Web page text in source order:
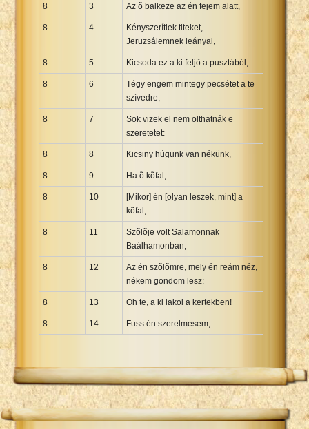
8 3 Az õ balkeze az én fejem alatt,
8 4
Kényszerítlek titeket,
Jeruzsálemnek leányai,
8 5 Kicsoda ez a ki feljõ a pusztából,
8 6
Tégy engem mintegy pecsétet a te
szívedre,
8 7
Sok vizek el nem olthatnák e
szeretetet:
8 8 Kicsiny húgunk van nékünk,
8 9 Ha õ kõfal,
8 10
[Mikor] én [olyan leszek, mint] a
kõfal,
8 11
Szõlõje volt Salamonnak
Baálhamonban,
8 12
Az én szõlõmre, mely én reám néz,
nékem gondom lesz:
8 13 Oh te, a ki lakol a kertekben!
8 14 Fuss én szerelmesem,